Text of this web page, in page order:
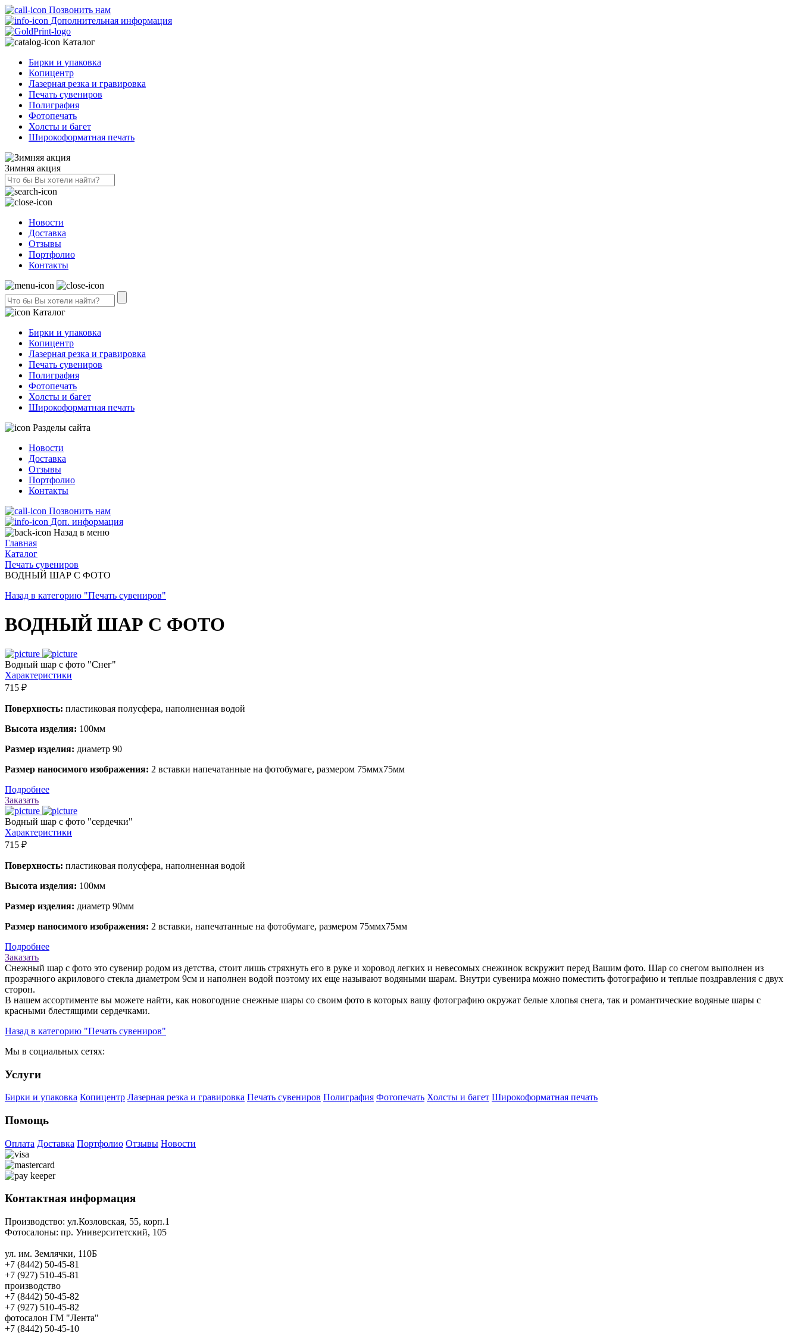
Позвонить нам
Дополнительная информация
Каталог
Бирки и упаковка
Копицентр
Лазерная резка и гравировка
Печать сувениров
Полиграфия
Фотопечать
Холсты и багет
Широкоформатная печать
Зимняя акция
Новости
Доставка
Отзывы
Портфолио
Контакты
Каталог
Бирки и упаковка
Копицентр
Лазерная резка и гравировка
Печать сувениров
Полиграфия
Фотопечать
Холсты и багет
Широкоформатная печать
Разделы сайта
Новости
Доставка
Отзывы
Портфолио
Контакты
Позвонить нам
Доп. информация
Назад в меню
Главная
Каталог
Печать сувениров
ВОДНЫЙ ШАР С ФОТО
Назад в категорию "Печать сувениров"
ВОДНЫЙ ШАР С ФОТО
Водный шар с фото "Снег"
Характеристики
715 ₽
Поверхность: пластиковая полусфера, наполненная водой
Высота изделия: 100мм
Размер изделия: диаметр 90
Размер наносимого изображения: 2 вставки напечатанные на фотобумаге, размером 75ммх75мм
Подробнее
Заказать
Водный шар с фото "сердечки"
Характеристики
715 ₽
Поверхность: пластиковая полусфера, наполненная водой
Высота изделия: 100мм
Размер изделия: диаметр 90мм
Размер наносимого изображения: 2 вставки, напечатанные на фотобумаге, размером 75ммх75мм
Подробнее
Заказать
Снежный шар с фото это сувенир родом из детства, стоит лишь стряхнуть его в руке и хоровод легких и невесомых снежинок вскружит перед Вашим фото. Шар со снегом выполнен из
прозрачного акрилового стекла диаметром 9см и наполнен водой поэтому их еще называют водяными шарам. Внутри сувенира можно поместить фотографию и теплые поздравления с двух
сторон.
В нашем ассортименте вы можете найти, как новогодние снежные шары со своим фото в которых вашу фотографию окружат белые хлопья снега, так и романтические водяные шары с
красными блестящими сердечками.
Назад в категорию "Печать сувениров"
Мы в социальных сетях:
Услуги
Бирки и упаковка Копицентр Лазерная резка и гравировка Печать сувениров Полиграфия Фотопечать Холсты и багет Широкоформатная печать
Помощь
Оплата Доставка Портфолио Отзывы Новости
Контактная информация
Производство: ул.Козловская, 55, корп.1
Фотосалоны: пр. Университетский, 105
ул. им. Землячки, 110Б
+7 (8442) 50-45-81
+7 (927) 510-45-81
производство
+7 (8442) 50-45-82
+7 (927) 510-45-82
фотосалон ГМ "Лента"
+7 (8442) 50-45-10